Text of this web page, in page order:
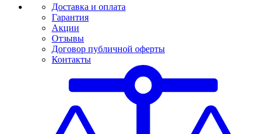
Доставка и оплата
Гарантия
Акции
Отзывы
Договор публичной оферты
Контакты